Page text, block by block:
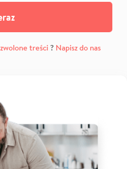
treści? Napisz do nas